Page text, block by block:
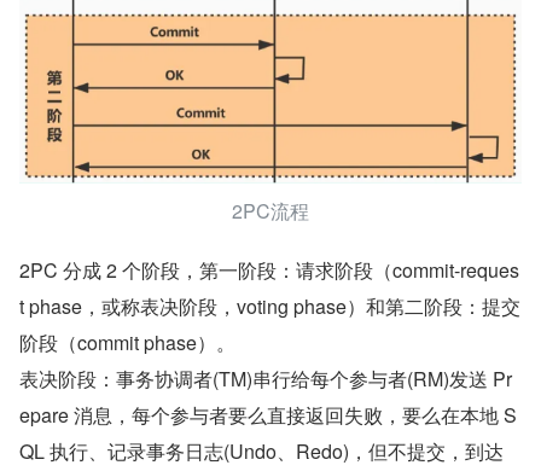
2PC流程
2PC 分成 2 个阶段，第一阶段：请求阶段（commit-reques
t phase，或称表决阶段，voting phase）和第二阶段：提交
阶段（commit phase）。
表决阶段：事务协调者(TM)串行给每个参与者(RM)发送 Pr
epare 消息，每个参与者要么直接返回失败，要么在本地 S
QL 执行、记录事务日志(Undo、Redo)，但不提交，到达